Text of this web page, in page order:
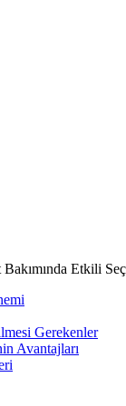
Etkili
Gerekenler
Avantajları